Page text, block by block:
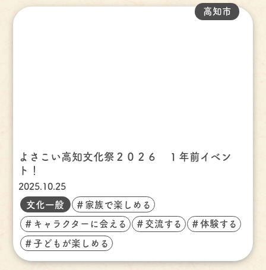
よさこい高知文化祭２０２６ １年前イベン
ト！
2025.10.25
高知市
文化一般 ＃家族で楽しめる
＃キャラクターに会える ＃交流する ＃体験する
＃子どもが楽しめる